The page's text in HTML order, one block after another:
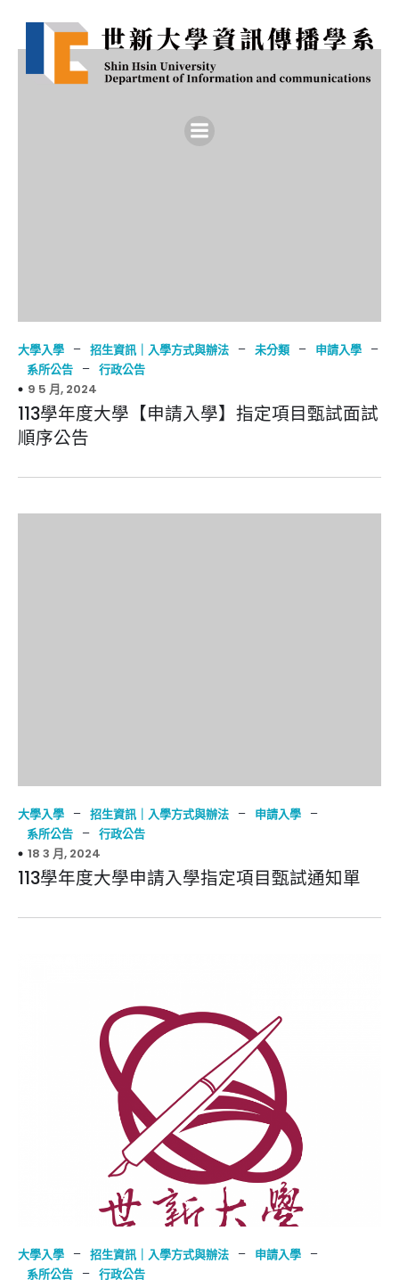
大學入學 – 招生資訊｜入學方式與辦法 – 未分類 – 申請入學 –
系所公告 – 行政公告
9 5 月, 2024
113學年度大學【申請入學】指定項目甄試面試
順序公告
大學入學 – 招生資訊｜入學方式與辦法 – 申請入學 –
系所公告 – 行政公告
18 3 月, 2024
113學年度大學申請入學指定項目甄試通知單
大學入學 – 招生資訊｜入學方式與辦法 – 申請入學 –
系所公告 – 行政公告